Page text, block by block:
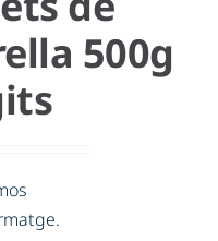
500g